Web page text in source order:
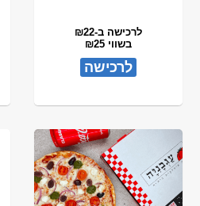
לרכישה ב-₪22
בשווי ₪25
לרכישה